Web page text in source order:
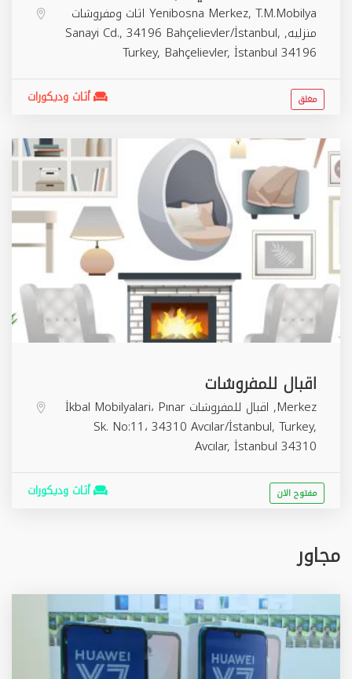
Yenibosna Merkez, T.M.Mobilya اثاث ومفروشات
منزليه, Sanayi Cd., 34196 Bahçelievler/İstanbul,
Turkey, Bahçelievler, İstanbul 34196
أثاث وديكورات مغلق
اقبال للمفروشات
Merkez, اقبال للمفروشات İkbal Mobilyalari، Pınar
Sk. No:11، 34310 Avcılar/İstanbul, Turkey,
Avcılar, İstanbul 34310
أثاث وديكورات مفتوح الان
مجاور